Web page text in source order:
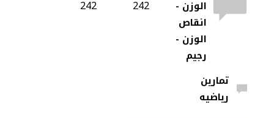
الوزن -
انقاص
الوزن -
رجيم
242
242
تمارين
رياضيه